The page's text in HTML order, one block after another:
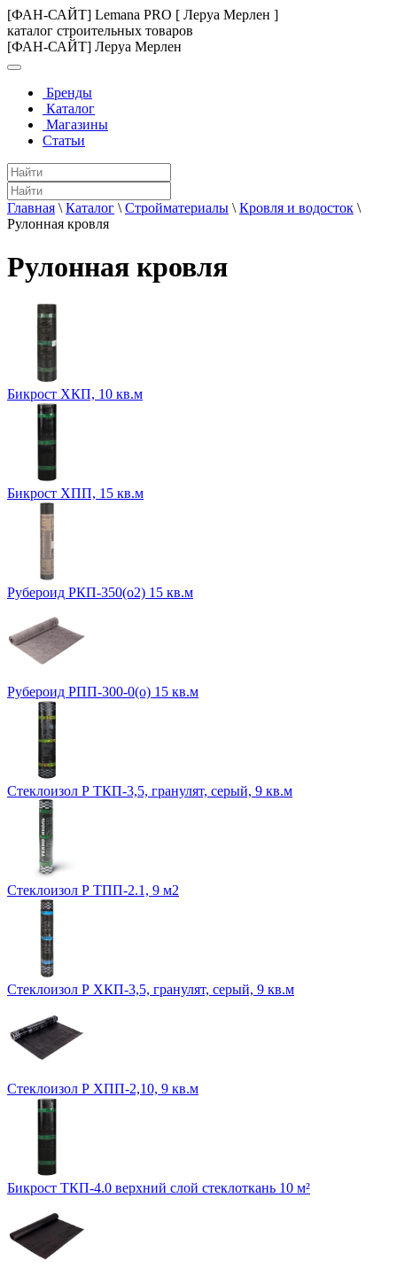
[ФАН-САЙТ] Lemana PRO [ Леруа Мерлен ]
каталог строительных товаров
[ФАН-САЙТ] Леруа Мерлен
Бренды
Каталог
Магазины
Статьи
Главная \ Каталог \ Стройматериалы \ Кровля и водосток \
Рулонная кровля
Рулонная кровля
Бикрост ХКП, 10 кв.м
Бикрост ХПП, 15 кв.м
Рубероид РКП-350(о2) 15 кв.м
Рубероид РПП-300-0(о) 15 кв.м
Стеклоизол Р ТКП-3,5, гранулят, серый, 9 кв.м
Стеклоизол Р ТПП-2.1, 9 м2
Стеклоизол Р ХКП-3,5, гранулят, серый, 9 кв.м
Стеклоизол Р ХПП-2,10, 9 кв.м
Бикрост ТКП-4.0 верхний слой стеклоткань 10 м²